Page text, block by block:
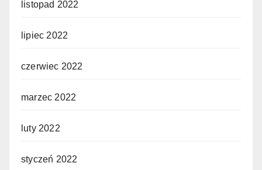
listopad 2022
lipiec 2022
czerwiec 2022
marzec 2022
luty 2022
styczeń 2022